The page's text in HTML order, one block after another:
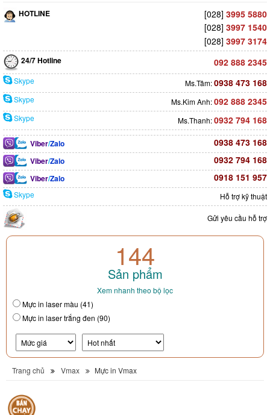
HOTLINE [028] 3995 5880
[028] 3997 1540
[028] 3997 3174
24/7 Hotline 092 888 2345
Skype Ms.Tâm:0938 473 168
Skype Ms.Kim Anh:092 888 2345
Skype Ms.Thanh:0932 794 168
Viber/Zalo 0938 473 168
Viber/Zalo 0932 794 168
Viber/Zalo 0918 151 957
Skype Hỗ trợ kỹ thuật
Gửi yêu cầu hỗ trợ
144
Sản phẩm
Xem nhanh theo bộ lọc
Mực in laser màu (41)
Mực in laser trắng đen (90)
Trang chủ Vmax Mực in Vmax